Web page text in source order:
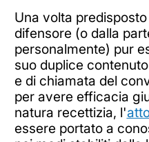
Una volta
difensore (o dalla
personalmente) pur
suo duplice
e di chiamata del
per avere efficacia
natura recettizia, l'
essere portato a